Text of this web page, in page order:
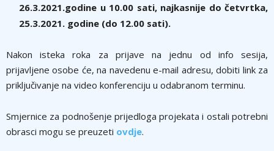
26.3.2021.godine u 10.00 sati, najkasnije do četvrtka,
25.3.2021. godine (do 12.00 sati).
Nakon isteka roka za prijave na jednu od info sesija,
prijavljene osobe će, na navedenu e-mail adresu, dobiti link za
priključivanje na video konferenciju u odabranom terminu.
Smjernice za podnošenje prijedloga projekata i ostali potrebni
obrasci mogu se preuzeti ovdje.